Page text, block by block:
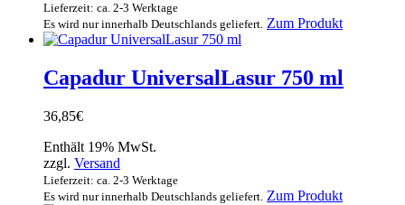
Lieferzeit: ca. 2-3 Werktage
Es wird nur innerhalb Deutschlands geliefert. Zum Produkt
Capadur UniversalLasur 750 ml
36,85€
Enthält 19% MwSt.
zzgl. Versand
Lieferzeit: ca. 2-3 Werktage
Es wird nur innerhalb Deutschlands geliefert. Zum ProduktDieses